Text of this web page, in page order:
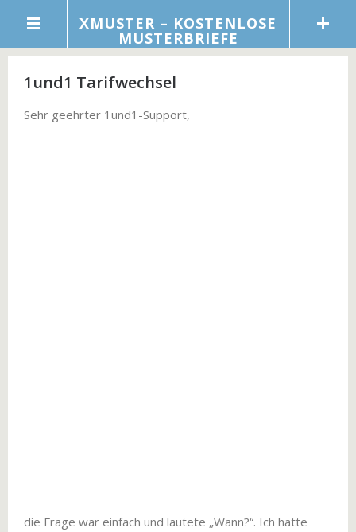
XMUSTER – KOSTENLOSE
MUSTERBRIEFE
1und1 Tarifwechsel
Sehr geehrter 1und1-Support,
die Frage war einfach und lautete „Wann?“. Ich hatte